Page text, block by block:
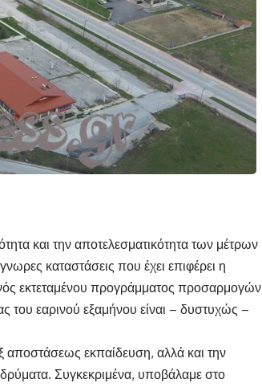
και την αποτελεσματικότητα των μέτρων
καταστάσεις που έχει επιφέρει η
εκτεταμένου προγράμματος προσαρμογών
του εαρινού εξαμήνου είναι – δυστυχώς –
αποστάσεως εκπαίδευση, αλλά και την
Συγκεκριμένα, υποβάλαμε στο